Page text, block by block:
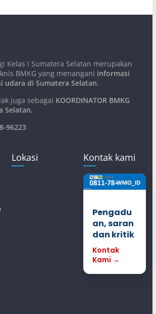
Kelas I Sumatera Selatan merupakan
BMKG yang menangani informasi
udara di Sumatera Selatan.
juga sebagai KOORDINATOR BMKG
Selatan.
96223
Lokasi Kontak kami
Pengadu
an, saran
dan kritik
Kontak
Kami →